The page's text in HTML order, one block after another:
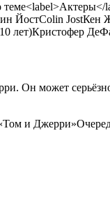
ЙостColin JostКен
лет)Кристофер
Он может
и Джерри»